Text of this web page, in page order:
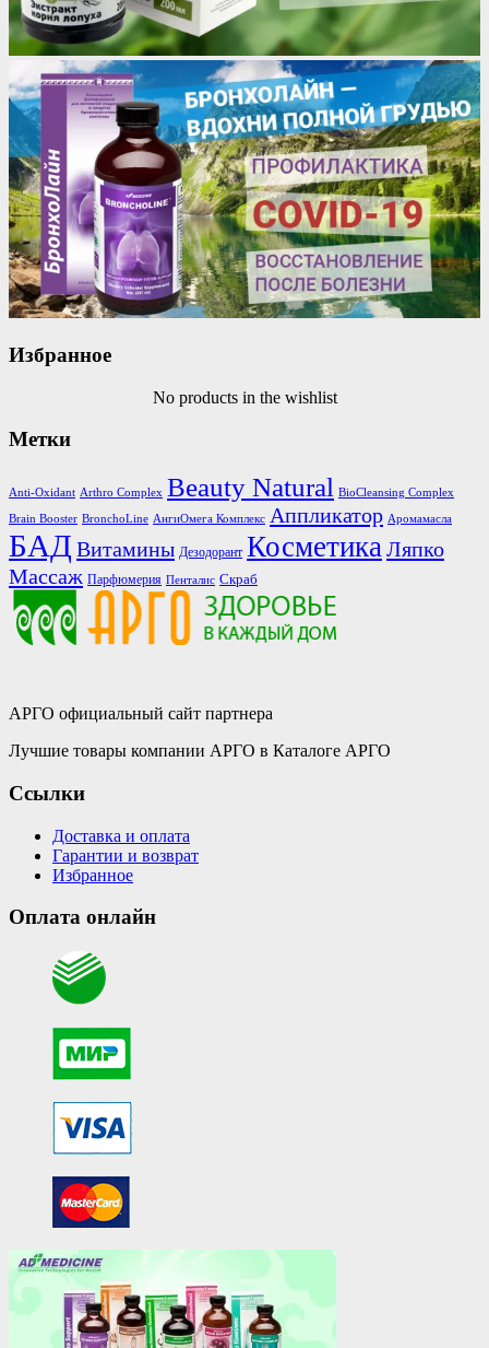
Избранное
No products in the wishlist
Метки
Anti-Oxidant Arthro Complex Beauty Natural BioCleansing Complex
Brain Booster BronchoLine АнгиОмега Комплекс Аппликатор Аромамасла
БАД Витамины Дезодорант КосметикаЛяпко
Массаж Парфюмерия Пенталис Скраб
АРГО официальный сайт партнера
Лучшие товары компании АРГО в Каталоге АРГО
Ссылки
Доставка и оплата
Гарантии и возврат
Избранное
Оплата онлайн